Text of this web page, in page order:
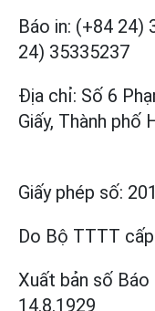
Báo in: (+84 24)
24) 35335237
Địa chỉ: Số 6
Giấy, Thành phố
Giấy phép số:
Do Bộ TTTT cấp
Xuất bản số
14.8.1929